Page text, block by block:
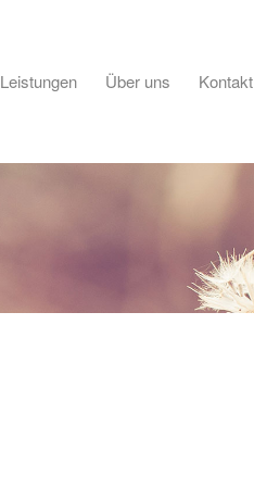
Leistungen Über uns Kontakt